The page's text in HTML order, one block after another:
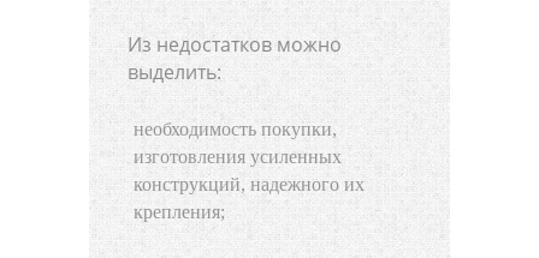
Из недостатков можно
выделить:
необходимость покупки,
изготовления усиленных
конструкций, надежного их
крепления;